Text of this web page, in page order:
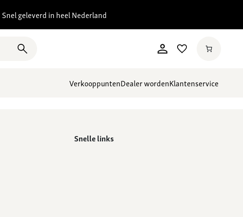
Snel geleverd in heel Nederland
VerkooppuntenDealer wordenKlantenservice
Snelle links